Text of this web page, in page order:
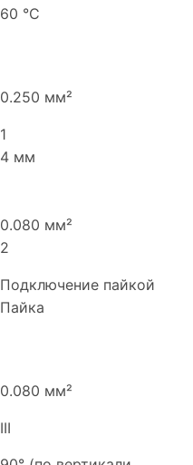
60 °C
0.250 мм²
1
4 мм
0.080 мм²
2
Подключение пайкой
Пайка
0.080 мм²
III